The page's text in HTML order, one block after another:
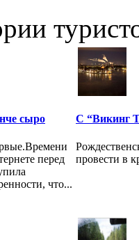
сыро
перед
что...
С “Викинг
провести в